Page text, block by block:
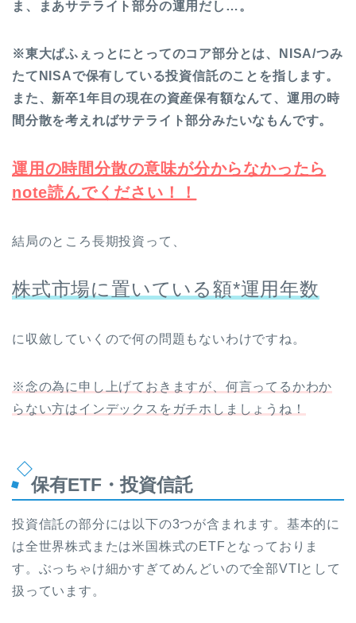
ま、まあサテライト部分の運用だし…。
※東大ぱふぇっとにとってのコア部分とは、NISA/つみ
たてNISAで保有している投資信託のことを指します。
また、新卒1年目の現在の資産保有額なんて、運用の時
間分散を考えればサテライト部分みたいなもんです。
運用の時間分散の意味が分からなかったら
note読んでください！！
結局のところ長期投資って、
株式市場に置いている額*運用年数
に収斂していくので何の問題もないわけですね。
※念の為に申し上げておきますが、何言ってるかわか
らない方はインデックスをガチホしましょうね！
保有ETF・投資信託
投資信託の部分には以下の3つが含まれます。基本的に
は全世界株式または米国株式のETFとなっておりま
す。ぶっちゃけ細かすぎてめんどいので全部VTIとして
扱っています。